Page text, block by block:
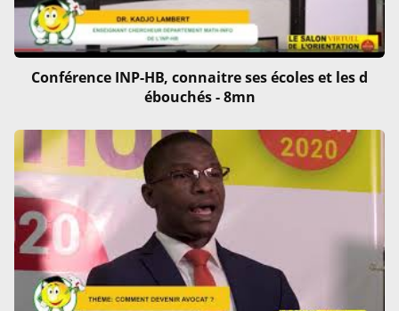
Conférence INP-HB, connaitre ses écoles et les d
ébouchés - 8mn